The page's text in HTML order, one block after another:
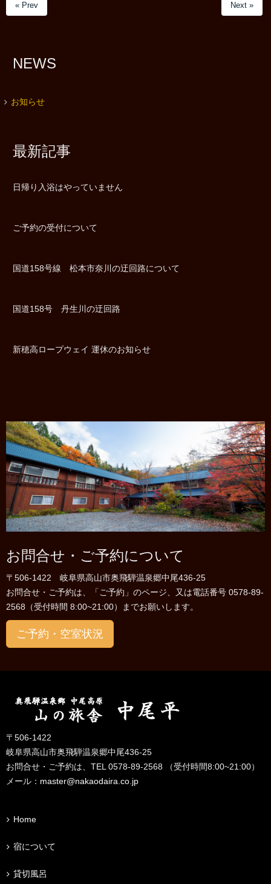
« Prev Next »
NEWS
お知らせ
最新記事
日帰り入浴はやっていません
ご予約の受付について
国道158号線 松本市奈川の迂回路について
国道158号 丹生川の迂回路
新穂高ロープウェイ 運休のお知らせ
お問合せ・ご予約について
〒506-1422 岐阜県高山市奥飛騨温泉郷中尾436-25
お問合せ・ご予約は、「ご予約」のページ、又は電話番号 0578-89-
2568（受付時間 8:00~21:00）までお願いします。
ご予約・空室状況
〒506-1422
岐阜県高山市奥飛騨温泉郷中尾436-25
お問合せ・ご予約は、TEL 0578-89-2568 （受付時間8:00~21:00）
メール： master@nakaodaira.co.jp
Home
宿について
貸切風呂